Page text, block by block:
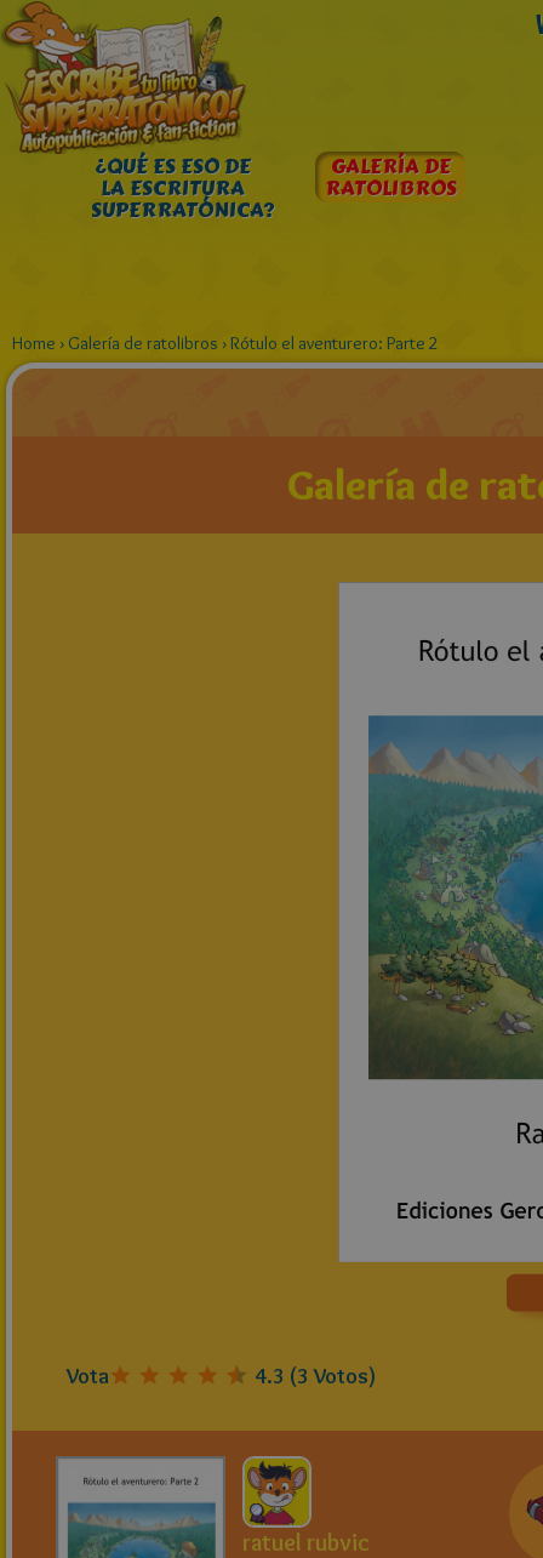
¿QUÉ ES ESO DE
LA ESCRITURA
SUPERRATÓNICA?
GALERÍA DE
RATOLIBROS
Home › Galería de ratolibros ›Rótulo el aventurero: Parte 2
Galería de
Vota 4.3 (3 Votos)
ratuel rubvic